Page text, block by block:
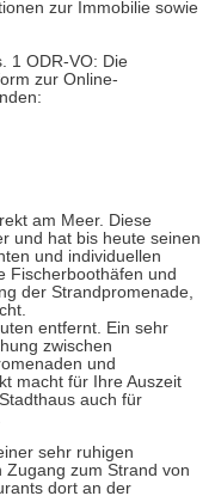
zur Immobilie sowie
1 ODR-VO: Die
zur Online-
am Meer. Diese
und hat bis heute seinen
und individuellen
Fischerboothäfen und
der Strandpromenade,
entfernt. Ein sehr
zwischen
und
macht für Ihre Auszeit
auch für
sehr ruhigen
Zugang zum Strand von
dort an der